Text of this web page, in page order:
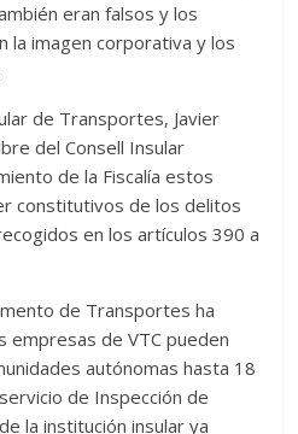
eran falsos y los
la imagen corporativa y los
de Transportes, Javier
del Consell Insular
de la Fiscalía estos
constitutivos de los delitos
en los artículos 390 a
de Transportes ha
empresas de VTC pueden
autónomas hasta 18
de Inspección de
la institución insular ya